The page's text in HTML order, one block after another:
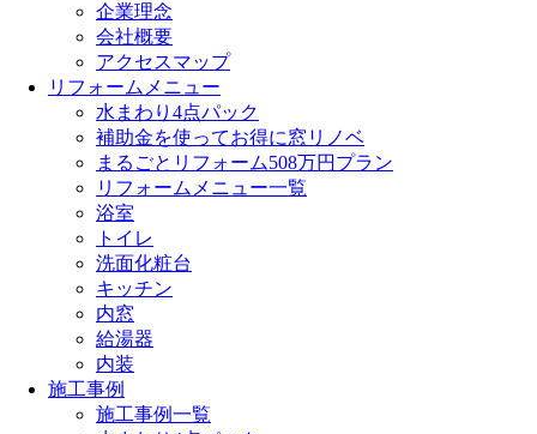
企業理念
会社概要
アクセスマップ
リフォームメニュー
水まわり4点パック
補助金を使ってお得に窓リノベ
まるごとリフォーム508万円プラン
リフォームメニュー一覧
浴室
トイレ
洗面化粧台
キッチン
内窓
給湯器
内装
施工事例
施工事例一覧